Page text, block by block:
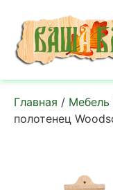
Главная / Мебель
полотенец